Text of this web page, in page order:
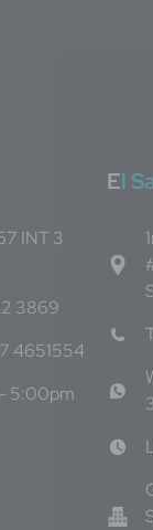
INT 3
3869
4651554
5:00pm
El